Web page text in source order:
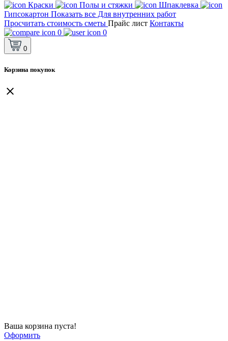
Краски Полы и стяжки
Шпаклевка
Гипсокартон Показать все Для внутренних работ
Просчитать стоимость сметы Прайс лист Контакты
0
0
0
Корзина покупок
Ваша корзина пуста!
Оформить